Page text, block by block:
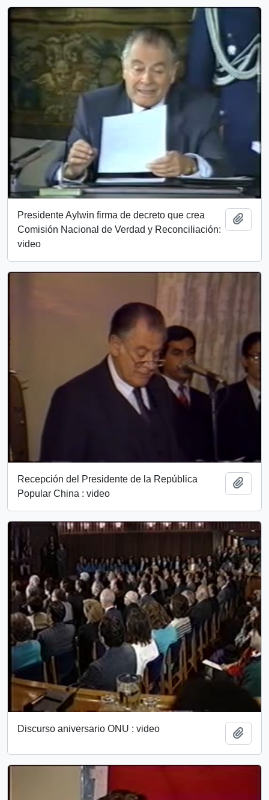
Presidente Aylwin firma de decreto que crea
Comisión Nacional de Verdad y Reconciliación:
video
Recepción del Presidente de la República
Popular China : video
Discurso aniversario ONU : video